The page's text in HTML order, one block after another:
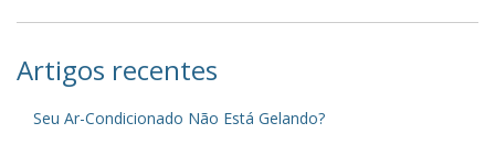
Artigos recentes
Seu Ar-Condicionado Não Está Gelando?